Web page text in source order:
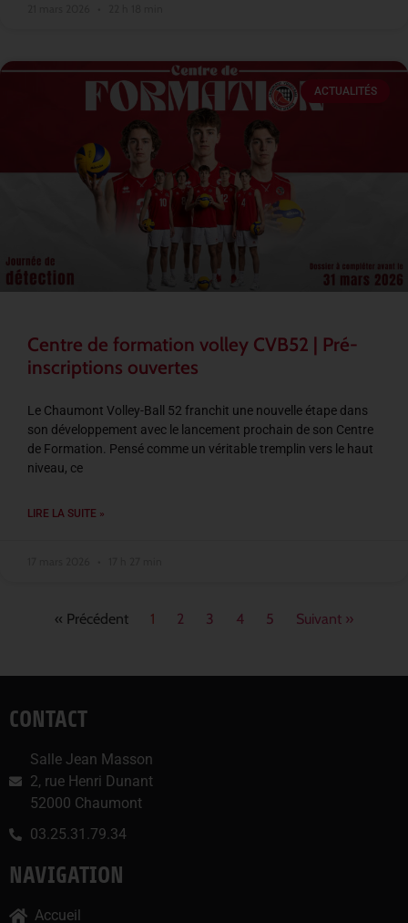
ACTUALITÉS
Centre de formation volley CVB52 | Pré-
inscriptions ouvertes
Le Chaumont Volley-Ball 52 franchit une nouvelle étape dans
son développement avec le lancement prochain de son Centre
de Formation. Pensé comme un véritable tremplin vers le haut
niveau, ce
LIRE LA SUITE »
« Précédent 1 2 3 4 5 Suivant »
CONTACT
Salle Jean Masson
2, rue Henri Dunant
52000 Chaumont
03.25.31.79.34
NAVIGATION
Accueil